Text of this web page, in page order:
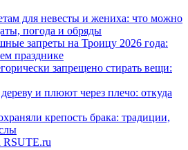
для невесты и жениха: что можно
погода и обряды
запреты на Троицу 2026 года:
празднике
запрещено стирать вещи:
и плюют через плечо: откуда
крепость брака: традиции,